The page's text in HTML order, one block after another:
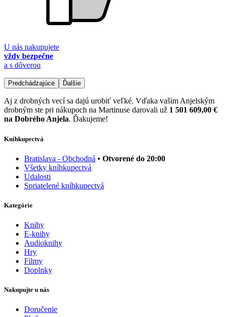
U nás nakupujete
vždy bezpečne
a s dôverou
Predchádzajúce Ďalšie
Aj z drobných vecí sa dajú urobiť veľké. Vďaka vašim Anjelským
drobným ste pri nákupoch na Martinuse darovali už 1 501 609,00 €
na Dobrého Anjela. Ďakujeme!
Kníhkupectvá
Bratislava - Obchodná • Otvorené do 20:00
Všetky kníhkupectvá
Udalosti
Spriatelené kníhkupectvá
Kategórie
Knihy
E-knihy
Audioknihy
Hry
Filmy
Doplnky
Nakupujte u nás
Doručenie